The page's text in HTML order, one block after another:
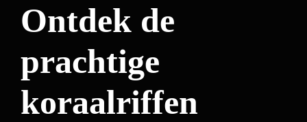
Ontdek de
prachtige
koraalriffen